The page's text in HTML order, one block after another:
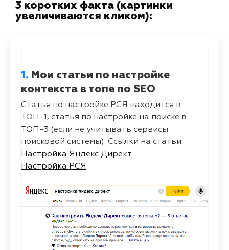
3 коротких факта (картинки
увеличиваются кликом):
1. Мои статьи по настройке
контекста в топе по SEO
Статья по настройке РСЯ находится в
ТОП-1, статья по настройке на поиске в
ТОП-3 (если не учитывать сервисы
поисковой системы). Ссылки на статьи:
Настройка Яндекс Директ
Настройка РСЯ